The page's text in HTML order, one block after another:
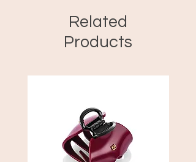
Related
Products